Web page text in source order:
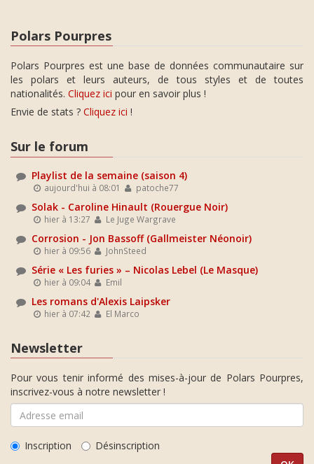
Polars Pourpres
Polars Pourpres est une base de données communautaire sur
les polars et leurs auteurs, de tous styles et de toutes
nationalités. Cliquez ici pour en savoir plus !
Envie de stats ? Cliquez ici !
Sur le forum
Playlist de la semaine (saison 4)
aujourd'hui à 08:01 patoche77
Solak - Caroline Hinault (Rouergue Noir)
hier à 13:27 Le Juge Wargrave
Corrosion - Jon Bassoff (Gallmeister Néonoir)
hier à 09:56 JohnSteed
Série « Les furies » – Nicolas Lebel (Le Masque)
hier à 09:04 Emil
Les romans d'Alexis Laipsker
hier à 07:42 El Marco
Newsletter
Pour vous tenir informé des mises-à-jour de Polars Pourpres,
inscrivez-vous à notre newsletter !
Inscription Désinscription